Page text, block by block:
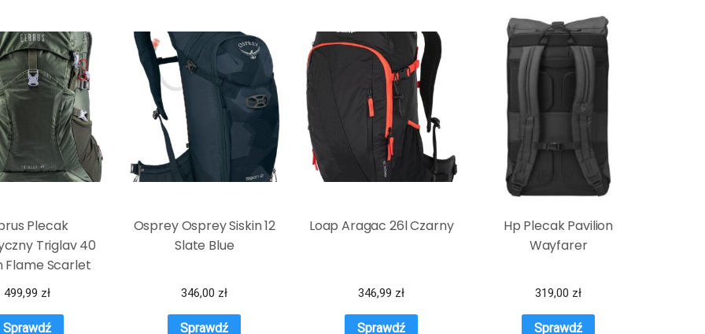
Plecak
Triglav 40
Flame Scarlet
499,99 zł
Sprawdź
Osprey Osprey Siskin 12
Slate Blue
346,00 zł
Sprawdź
Loap Aragac 26l Czarny
346,99 zł
Sprawdź
Hp Plecak Pavilion
Wayfarer
319,00 zł
Sprawdź